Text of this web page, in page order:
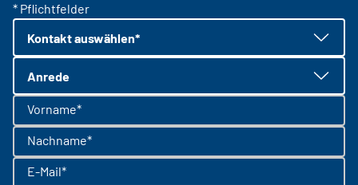
* Pflichtfelder
Kontakt auswählen*
Anrede
Vorname*
Nachname*
E-Mail*